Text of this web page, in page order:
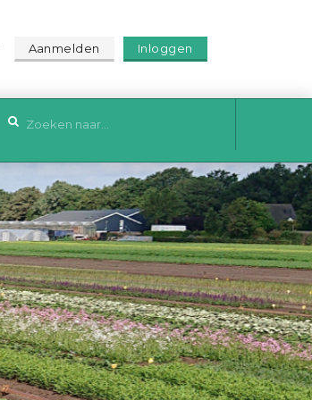
Aanmelden Inloggen